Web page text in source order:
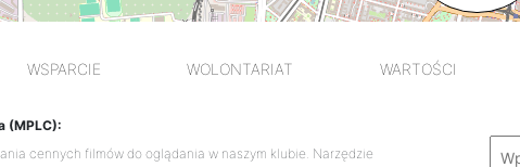
WSPARCIE WOLONTARIAT WARTOŚCI
(MPLC):
cennych filmów do oglądania w naszym klubie. Narzędzie